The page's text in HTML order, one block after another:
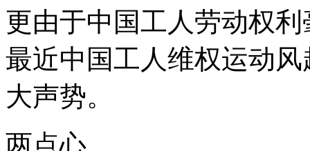
更由于中国工人劳动权
最近中国工人维权运动
大声势。
两点心